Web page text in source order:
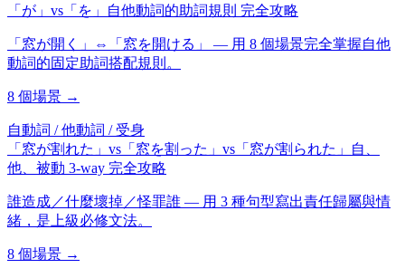
「が」vs「を」自他動詞的助詞規則 完全攻略
「窓が開く」⇔「窓を開ける」 — 用 8 個場景完全掌握自他
動詞的固定助詞搭配規則。
8 個場景 →
自動詞 / 他動詞 / 受身
「窓が割れた」vs「窓を割った」vs「窓が割られた」自、
他、被動 3-way 完全攻略
誰造成／什麼壞掉／怪罪誰 — 用 3 種句型寫出責任歸屬與情
緒，是上級必修文法。
8 個場景 →